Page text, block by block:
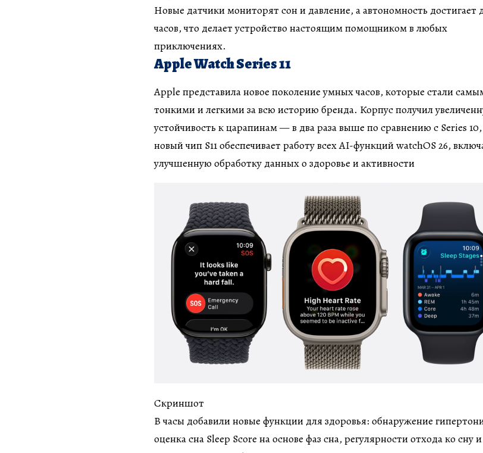
Новые датчики мониторят сон и давление, а автономность достигает
часов, что делает устройство настоящим помощником в любых
приключениях.
Apple Watch Series 11
Apple представила новое поколение умных часов, которые стали
тонкими и легкими за всю историю бренда. Корпус получил
устойчивость к царапинам — в два раза выше по сравнению с Series
новый чип S11 обеспечивает работу всех AI-функций watchOS 26,
улучшенную обработку данных о здоровье и активности
Скриншот
В часы добавили новые функции для здоровья: обнаружение
оценка сна Sleep Score на основе фаз сна, регулярности отхода ко сну и